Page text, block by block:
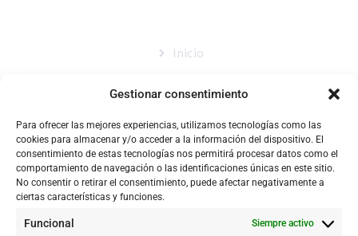
Gestionar consentimiento
Para ofrecer las mejores experiencias, utilizamos tecnologías como las
cookies para almacenar y/o acceder a la información del dispositivo. El
consentimiento de estas tecnologías nos permitirá procesar datos como el
comportamiento de navegación o las identificaciones únicas en este sitio.
No consentir o retirar el consentimiento, puede afectar negativamente a
ciertas características y funciones.
Funcional Siempre activo
Inicio
Catálogo
Blog
Contacto